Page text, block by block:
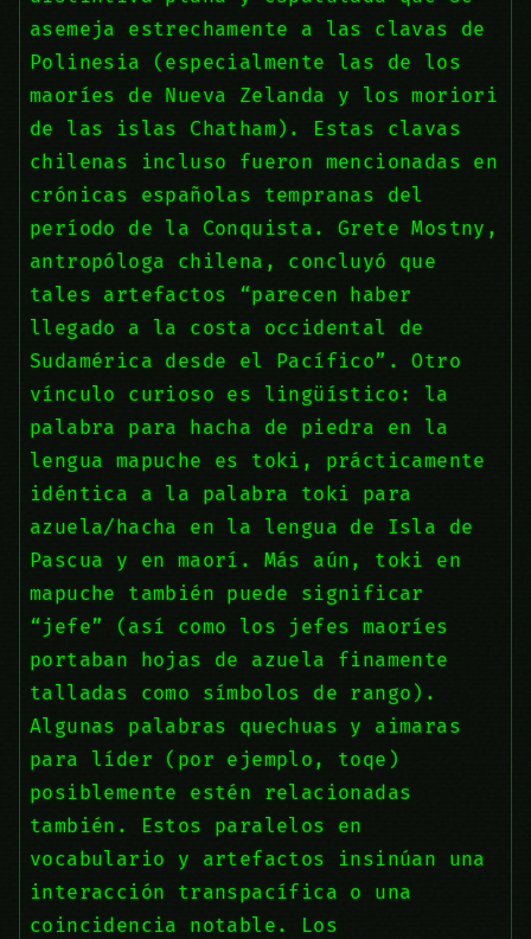
asemeja estrechamente a las clavas de
Polinesia (especialmente las de los
maoríes de Nueva Zelanda y los moriori
de las islas Chatham). Estas clavas
chilenas incluso fueron mencionadas en
crónicas españolas tempranas del
período de la Conquista. Grete Mostny,
antropóloga chilena, concluyó que
tales artefactos “parecen haber
llegado a la costa occidental de
Sudamérica desde el Pacífico”. Otro
vínculo curioso es lingüístico: la
palabra para hacha de piedra en la
lengua mapuche es toki, prácticamente
idéntica a la palabra toki para
azuela/hacha en la lengua de Isla de
Pascua y en maorí. Más aún, toki en
mapuche también puede significar
“jefe” (así como los jefes maoríes
portaban hojas de azuela finamente
talladas como símbolos de rango).
Algunas palabras quechuas y aimaras
para líder (por ejemplo, toqe)
posiblemente estén relacionadas
también. Estos paralelos en
vocabulario y artefactos insinúan una
interacción transpacífica o una
coincidencia notable. Los